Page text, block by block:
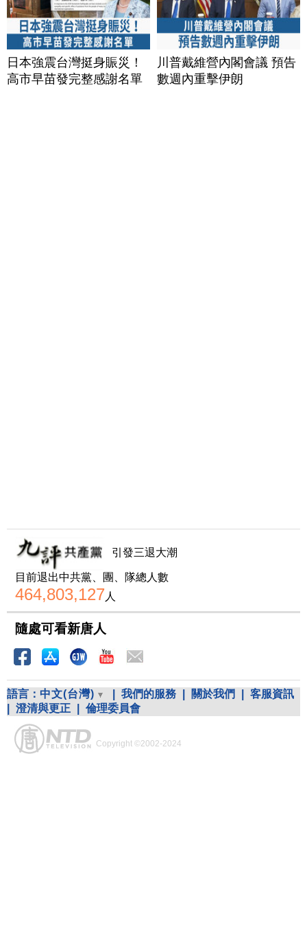
日本強震台灣挺身賑災！
高市早苗發完整感謝名單
川普戴維營內閣會議 預告
數週內重擊伊朗
引發三退大潮
目前退出中共黨、團、隊總人數
464,803,127人
隨處可看新唐人
語言： 中文(台灣) 我們的服務 關於我們
客服資訊
澄清與更正 倫理委員會
Copyright ©2002-2024